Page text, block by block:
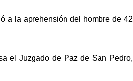
a la aprehensión del hombre de 42
el Juzgado de Paz de San Pedro,